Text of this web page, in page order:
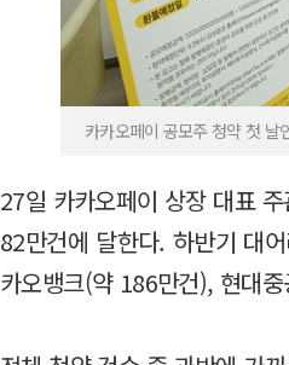
카카오페이 공모주 청약 첫
27일 카카오페이 상장 대표
82만건에 달한다. 하반기 대
카오뱅크(약 186만건), 현대